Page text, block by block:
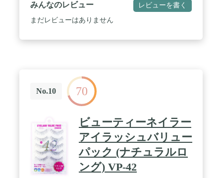
みんなのレビュー レビューを書く
まだレビューはありません
No.10 70
ビューティーネイラー
アイラッシュバリュー
パック (ナチュラルロ
ング) VP-42